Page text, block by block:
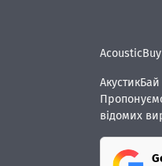
AcousticBuy
відомих